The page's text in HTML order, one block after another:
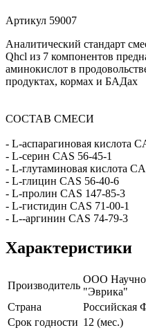
Артикул 59007
Аналитический стандарт
Qhcl из 7 компонентов
аминокислот в
продуктах, кормах и БАДах
СОСТАВ СМЕСИ
- L-aспарагиновая кислота
- L-cерин CAS 56-45-1
- L-глутаминовая кислота
- L-глицин CAS 56-40-6
- L-пролин CAS 147-85-3
- L-гистидин CAS 71-00-1
- L--аргинин CAS 74-79-3
Характеристики
Производитель
ООО Научно-
"Эврика"
Страна
Российская
Срок годности 12 (мес.)